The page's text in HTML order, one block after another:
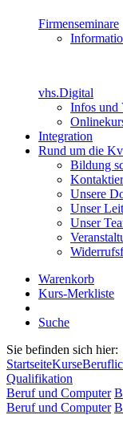
Firmenseminare
vhs.Digital
Infos und
Integration
Rund um die
Bildung
Unsere
Unser
Unser
Warenkorb
Kurs-Merkliste
Suche
Sie befinden sich hier:
StartseiteKurse
Qualifikation
Beruf und Computer
Beruf und Computer